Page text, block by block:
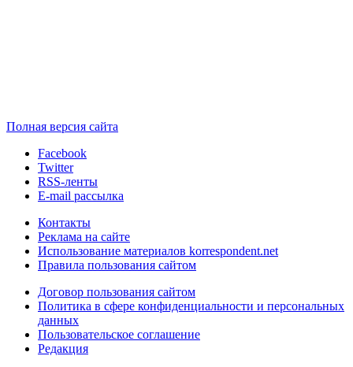
Полная версия сайта
Facebook
Twitter
RSS-ленты
E-mail рассылка
Контакты
Реклама на сайте
Использование материалов korrespondent.net
Правила пользования сайтом
Договор пользования сайтом
Политика в сфере конфиденциальности и персональных
данных
Пользовательское соглашение
Редакция